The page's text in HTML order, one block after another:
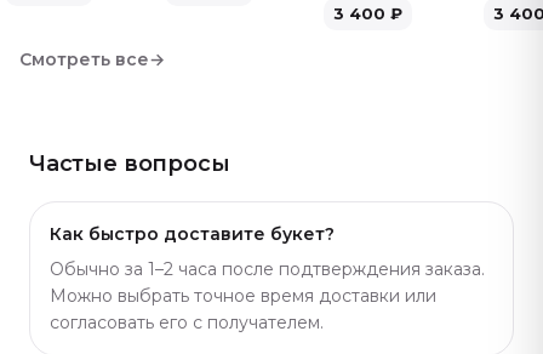
3 400 ₽ 3
Смотреть все→
Частые вопросы
Как быстро доставите букет?
Обычно за 1–2 часа после подтверждения заказа.
Можно выбрать точное время доставки или
согласовать его с получателем.